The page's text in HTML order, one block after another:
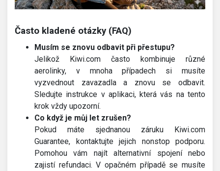
Často kladené otázky (FAQ)
Musím se znovu odbavit při přestupu?
Jelikož Kiwi.com často kombinuje různé
aerolinky, v mnoha případech si musíte
vyzvednout zavazadla a znovu se odbavit.
Sledujte instrukce v aplikaci, která vás na tento
krok vždy upozorní.
Co když je můj let zrušen?
Pokud máte sjednanou záruku Kiwi.com
Guarantee, kontaktujte jejich nonstop podporu.
Pomohou vám najít alternativní spojení nebo
zajistí refundaci. V opačném případě se musíte